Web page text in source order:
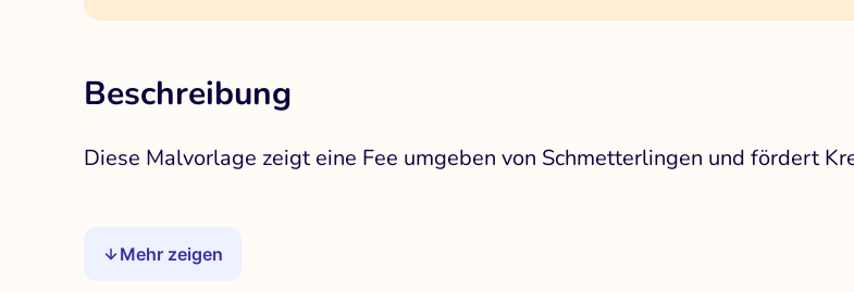
Beschreibung
Diese Malvorlage zeigt eine Fee umgeben von Schmetterlingen und fördert
Mehr zeigen